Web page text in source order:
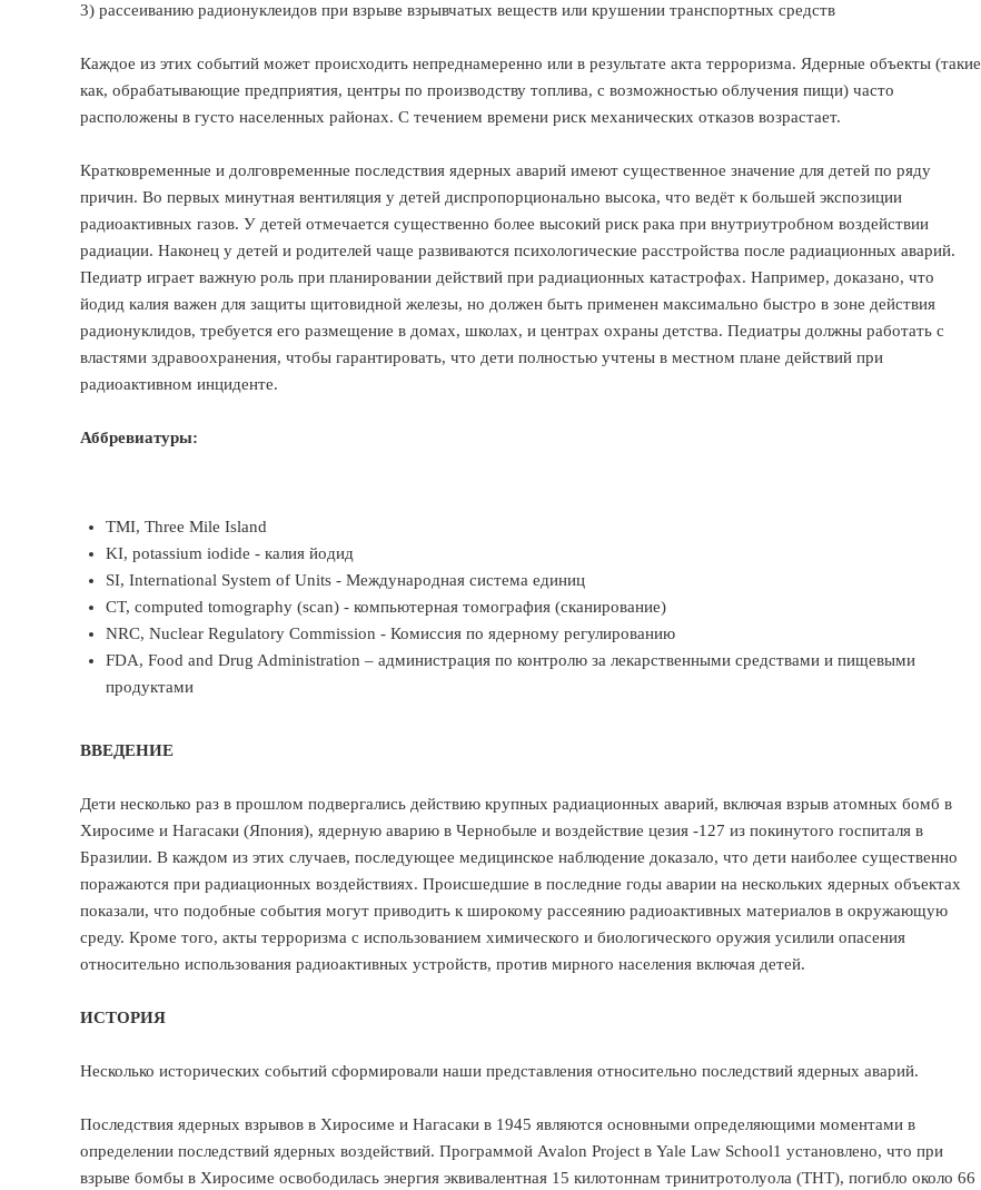
3) рассеиванию радионуклеидов при взрыве взрывчатых веществ или крушении транспортных средств
Каждое из этих событий может происходить непреднамеренно или в результате акта терроризма. Ядерные объекты (такие
как, обрабатывающие предприятия, центры по производству топлива, с возможностью облучения пищи) часто
расположены в густо населенных районах. С течением времени риск механических отказов возрастает.
Кратковременные и долговременные последствия ядерных аварий имеют существенное значение для детей по ряду
причин. Во первых минутная вентиляция у детей диспропорционально высока, что ведёт к большей экспозиции
радиоактивных газов. У детей отмечается существенно более высокий риск рака при внутриутробном воздействии
радиации. Наконец у детей и родителей чаще развиваются психологические расстройства после радиационных аварий.
Педиатр играет важную роль при планировании действий при радиационных катастрофах. Например, доказано, что
йодид калия важен для защиты щитовидной железы, но должен быть применен максимально быстро в зоне действия
радионуклидов, требуется его размещение в домах, школах, и центрах охраны детства. Педиатры должны работать с
властями здравоохранения, чтобы гарантировать, что дети полностью учтены в местном плане действий при
радиоактивном инциденте.
Аббревиатуры:
TMI, Three Mile Island
KI, potassium iodide - калия йодид
SI, International System of Units - Международная система единиц
CT, computed tomography (scan) - компьютерная томография (сканирование)
NRC, Nuclear Regulatory Commission - Комиссия по ядерному регулированию
FDA, Food and Drug Administration – администрация по контролю за лекарственными средствами и пищевыми
продуктами
ВВЕДЕНИЕ
Дети несколько раз в прошлом подвергались действию крупных радиационных аварий, включая взрыв атомных бомб в
Хиросиме и Нагасаки (Япония), ядерную аварию в Чернобыле и воздействие цезия -127 из покинутого госпиталя в
Бразилии. В каждом из этих случаев, последующее медицинское наблюдение доказало, что дети наиболее существенно
поражаются при радиационных воздействиях. Происшедшие в последние годы аварии на нескольких ядерных объектах
показали, что подобные события могут приводить к широкому рассеянию радиоактивных материалов в окружающую
среду. Кроме того, акты терроризма с использованием химического и биологического оружия усилили опасения
относительно использования радиоактивных устройств, против мирного населения включая детей.
ИСТОРИЯ
Несколько исторических событий сформировали наши представления относительно последствий ядерных аварий.
Последствия ядерных взрывов в Хиросиме и Нагасаки в 1945 являются основными определяющими моментами в
определении последствий ядерных воздействий. Программой Avalon Project в Yale Law School1 установлено, что при
взрыве бомбы в Хиросиме освободилась энергия эквивалентная 15 килотоннам тринитротолуола (ТНТ), погибло около 66